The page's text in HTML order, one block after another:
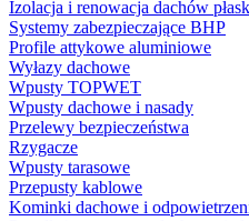
Izolacja i renowacja dachów
Systemy zabezpieczające BHP
Profile attykowe aluminiowe
Wyłazy dachowe
Wpusty TOPWET
Wpusty dachowe i nasady
Przelewy bezpieczeństwa
Rzygacze
Wpusty tarasowe
Przepusty kablowe
Kominki dachowe i